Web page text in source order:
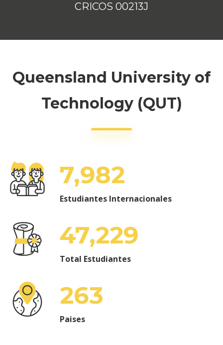
CRICOS 00213J
Queensland University of
Technology (QUT)
7,982
Estudiantes Internacionales
47,229
Total Estudiantes
263
Paises